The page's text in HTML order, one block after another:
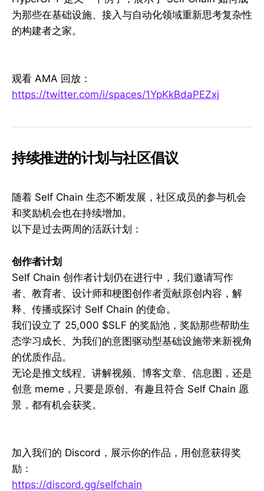
为那些在基础设施、接入与自动化领域重新思考复杂性
的构建者之家。
观看 AMA 回放：
https://twitter.com/i/spaces/1YpKkBdaPEZxj
持续推进的计划与社区倡议
随着 Self Chain 生态不断发展，社区成员的参与机会
和奖励机会也在持续增加。
以下是过去两周的活跃计划：
创作者计划
Self Chain 创作者计划仍在进行中，我们邀请写作
者、教育者、设计师和梗图创作者贡献原创内容，解
释、传播或探讨 Self Chain 的使命。
我们设立了 25,000 $SLF 的奖励池，奖励那些帮助生
态学习成长、为我们的意图驱动型基础设施带来新视角
的优质作品。
无论是推文线程、讲解视频、博客文章、信息图，还是
创意 meme，只要是原创、有趣且符合 Self Chain 愿
景，都有机会获奖。
加入我们的 Discord，展示你的作品，用创意获得奖
励：
https://discord.gg/selfchain